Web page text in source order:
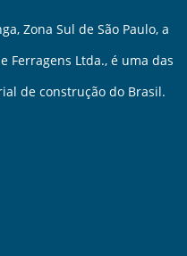
Zona Sul de São Paulo, a
Ferragens Ltda., é uma das
de construção do Brasil.